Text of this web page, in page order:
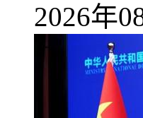
2026年